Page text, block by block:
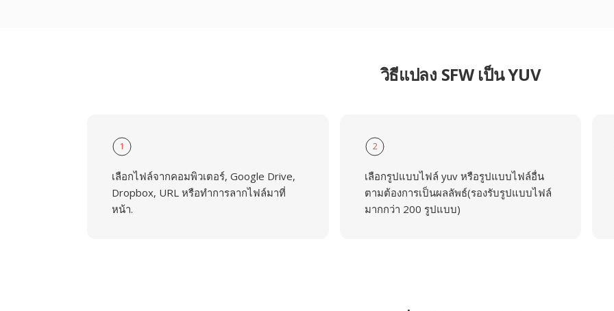
วิธีแปลง SFW เป็น YUV
1
เลือกไฟล์จากคอมพิวเตอร์, Google Drive,
Dropbox, URL หรือทำการลากไฟล์มาที่
หน้า.
2
เลือกรูปแบบไฟล์ yuv หรือรูปแบบไฟล์อื่น
ตามต้องการเป็นผลลัพธ์(รองรับรูปแบบไฟล์
มากกว่า 200 รูปแบบ)